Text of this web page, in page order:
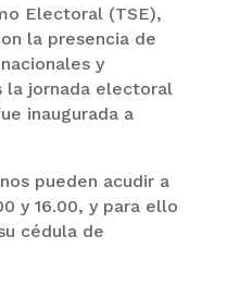
Electoral (TSE),
la presencia de
y
la jornada electoral
inaugurada a
pueden acudir a
y 16.00, y para ello
cédula de